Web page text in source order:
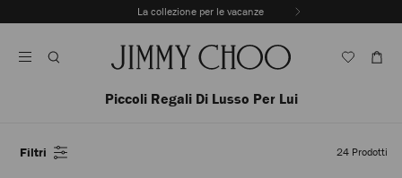
Al
La collezione per le vacanze
automatica
Piccoli Regali Di Lusso Per Lui
Filtri 24 Prodotti